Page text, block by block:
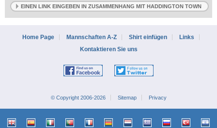
EINEN LINK EINGEBEN IN ZUSAMMENHANG MIT HADDINGTON TOWN
Home Page Mannschaften A-Z Shirt einfügen
Links
Kontaktieren Sie uns
© Copyright 2006-2026 Sitemap Privacy